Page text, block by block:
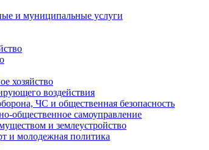
и муниципальные услуги
хозяйство
воздействия
ЧС и общественная безопасность
общественное самоуправление
и землеустройство
и молодежная политика